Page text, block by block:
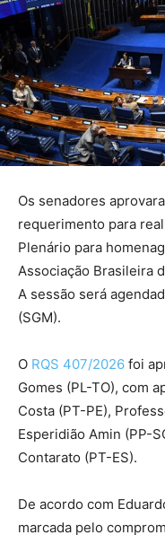
Os senadores
requerimento para
Plenário para
Associação Brasileira
A sessão será
(SGM).
O RQS 407/2026 foi
Gomes (PL-TO), com
Costa (PT-PE),
Esperidião Amin (PP-
Contarato (PT-ES).
De acordo com
marcada pelo